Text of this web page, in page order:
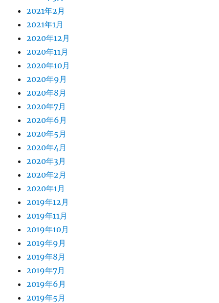
2021年2月
2021年1月
2020年12月
2020年11月
2020年10月
2020年9月
2020年8月
2020年7月
2020年6月
2020年5月
2020年4月
2020年3月
2020年2月
2020年1月
2019年12月
2019年11月
2019年10月
2019年9月
2019年8月
2019年7月
2019年6月
2019年5月